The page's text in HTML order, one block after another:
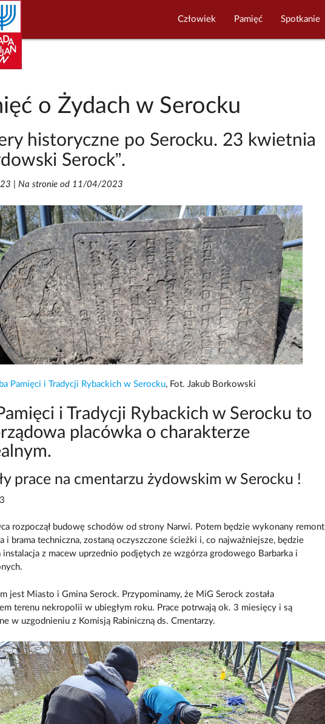
Człowiek Pamięć Spotkanie
o Żydach w Serocku
historyczne po Serocku. 23 kwietnia
Serock”.
Na stronie od 11/04/2023
Pamięci i Tradycji Rybackich w Serocku, Fot. Jakub Borkowski
i Tradycji Rybackich w Serocku to
placówka o charakterze
prace na cmentarzu żydowskim w Serocku !
rozpoczął budowę schodów od strony Narwi. Potem będzie wykonany remont
i brama techniczna, zostaną oczyszczone ścieżki i, co najważniejsze, będzie
instalacja z macew uprzednio podjętych ze wzgórza grodowego Barbarka i
jest Miasto i Gmina Serock. Przypominamy, że MiG Serock została
terenu nekropolii w ubiegłym roku. Prace potrwają ok. 3 miesięcy i są
w uzgodnieniu z Komisją Rabiniczną ds. Cmentarzy.